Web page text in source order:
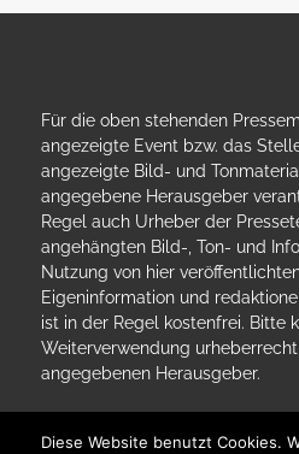
Für die oben stehenden
angezeigte Event bzw. das
angezeigte Bild- und
angegebene Herausgeber
Regel auch Urheber der
angehängten Bild-, Ton- und
Nutzung von hier
Eigeninformation und
ist in der Regel kostenfrei. Bitte
Weiterverwendung
angegebenen Herausgeber.
Diese Website benutzt Cookies.